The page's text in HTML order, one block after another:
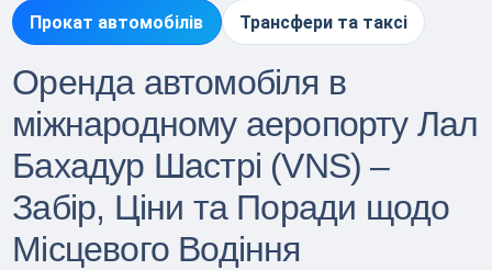
Прокат автомобілів Трансфери та таксі
Оренда автомобіля в
міжнародному аеропорту Лал
Бахадур Шастрі (VNS) –
Забір, Ціни та Поради щодо
Місцевого Водіння